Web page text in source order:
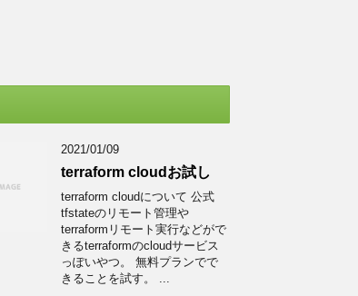
2021/01/09
terraform cloudお試し
terraform cloudについて 公式
tfstateのリモート管理や
terraformリモート実行などがで
きるterraformのcloudサービス
っぽいやつ。 無料プランでで
きることを試す。 ...